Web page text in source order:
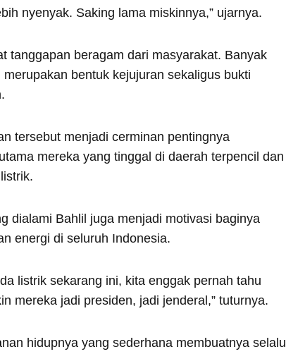
nyenyak. Saking lama miskinnya,” ujarnya.
tanggapan beragam dari masyarakat. Banyak
bentuk kejujuran sekaligus bukti
tersebut menjadi cerminan pentingnya
mereka yang tinggal di daerah terpencil dan
dialami Bahlil juga menjadi motivasi baginya
energi di seluruh Indonesia.
listrik sekarang ini, kita enggak pernah tahu
mereka jadi presiden, jadi jenderal,” tuturnya.
hidupnya yang sederhana membuatnya selalu